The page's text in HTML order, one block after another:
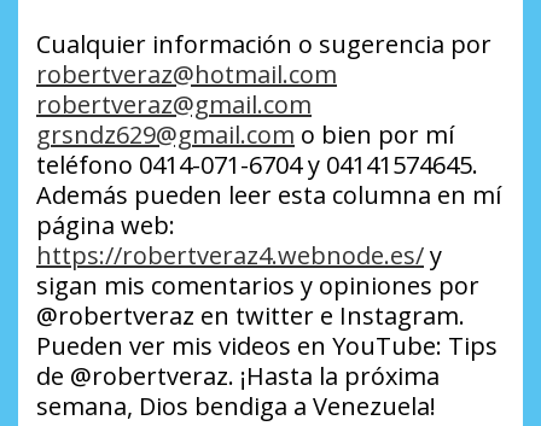
Cualquier información o sugerencia por
robertveraz@hotmail.com
robertveraz@gmail.com
grsndz629@gmail.com o bien por mí
teléfono 0414-071-6704 y 04141574645.
Además pueden leer esta columna en mí
página web:
https://robertveraz4.webnode.es/y
sigan mis comentarios y opiniones por
@robertveraz en twitter e Instagram.
Pueden ver mis videos en YouTube: Tips
de @robertveraz. ¡Hasta la próxima
semana, Dios bendiga a Venezuela!